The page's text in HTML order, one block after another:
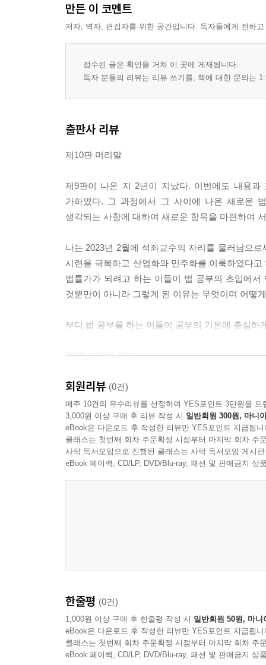
‘중요한 착오’의 유형/[122] 사기?강박
제2절 계약의 내용에 관한 고장사유 220
어느 법률요건의 연유/[134] 원시적으로 불능인 급
제4장 채무불이행
[135] 채무불이행/[136] 채무불이행과 계약 위반/
해방효/[141] 위험부담/[142] 이행지체/[143] 이
제2절 강제이행과 민사소송 276
[152] 채무의 강제이행/[153] 강제이행의 원칙적
금지/[157] 채권법과 강제집행법/[158] 민사소송
제3절 손해배상 300
[164] 채무불이행책임 개관/[165] 손해배상청구
손해/[169] 손해배상의 범위/[170] 배상범위를 정
산정에서의 증명도 경감/[174] 금전채무의 불이
[189] 매도인의 담보책임/[190] 타인 권리의 매
등기부취득시효/[198] 물품의 하자와 결함/[199]
채무불이행책임/[202] 제조물책임/[203] 불특정물
연관성
제3절 담보물권 428
제한물권/[235] 유치권과 동시이행항변권의
무자력/[239] 저당권의 설정/[240] 저당권의 효력/
제4절 권리이전형 담보 456
만든 이 코멘트
저자, 역자, 편집자를 위한 공간입니다. 독자들에게 전하
접수된 글은 확인을 거쳐 이 곳에 게재됩니다.
독자 분들의 리뷰는 리뷰 쓰기를, 책에 대한 문의는
출판사 리뷰
제10판 머리말
제9판이 나온 지 2년이 지났다. 이번에도 내용
가하였다. 그 과정에서 그 사이에 나온 새로운
생각되는 사항에 대하여 새로운 항목을 마련하여
나는 2023년 2월에 석좌교수의 자리를 물러남으
시련을 극복하고 산업화와 민주화를 이룩하였다
법률가가 되려고 하는 이들이 법 공부의 초입에
것뿐만이 아니라 그렇게 된 이유는 무엇이며 어떻
부디 법 공부를 하는 이들이 공부의 기본에 충실
2025년 10월 20일
들어가기 전에
1. 이 책을 읽기 전에 법전을 마련해야 한다. 그리
찾아서 찬찬히 읽어 보아야 한다. 처음에는 그 의
비추어 자신의 생각을 정리하는 습관은 매우 중요
수 없는 것으로 느껴지는 사람은 애초에 법 공부를
모든 전문분야가 그러하듯이, 법에서도 고유한
공통의 교신부호와 같은 것으로서, 수학이나 컴
이것은 모름지기 애써 의미를 이해하고 익혀서 몸
회원리뷰 (0건)
매주 10건의 우수리뷰를 선정하여 YES포인트 3만원을 드
3,000원 이상 구매 후 리뷰 작성 시 일반회원 300원, 마니
eBook은 다운로드 후 작성한 리뷰만 YES포인트 지급됩니
클래스는 첫번째 회차 주문확정 시점부터 마지막 회차 주
사락 독서모임으로 진행된 클래스는 사락 독서모임 게시
eBook 페이백, CD/LP, DVD/Blu-ray, 패션 및 판매금지 상
한줄평 (0건)
1,000원 이상 구매 후 한줄평 작성 시 일반회원 50원, 마니
eBook은 다운로드 후 작성한 리뷰만 YES포인트 지급됩니
클래스는 첫번째 회차 주문확정 시점부터 마지막 회차 주
eBook 페이백, CD/LP, DVD/Blu-ray, 패션 및 판매금지 상